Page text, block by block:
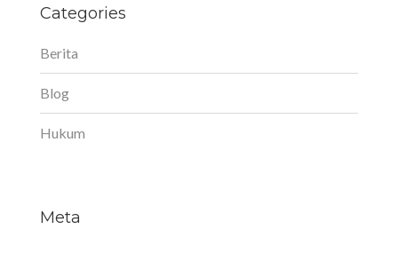
Categories
Berita
Blog
Hukum
Meta